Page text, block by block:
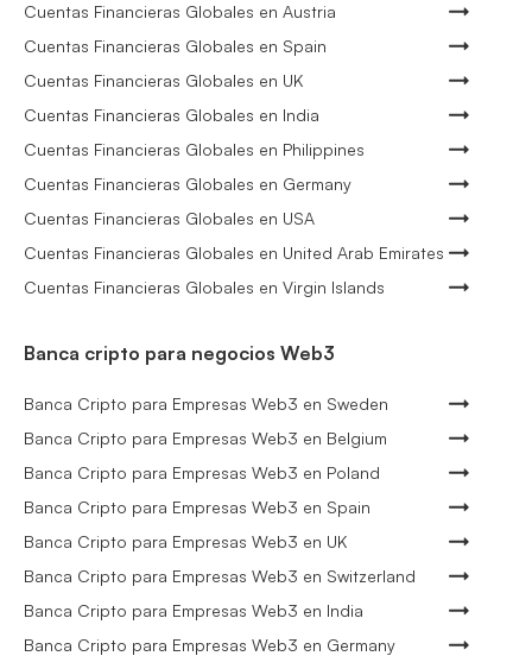
Cuentas Financieras Globales en Austria
Cuentas Financieras Globales en Spain
Cuentas Financieras Globales en UK
Cuentas Financieras Globales en India
Cuentas Financieras Globales en Philippines
Cuentas Financieras Globales en Germany
Cuentas Financieras Globales en USA
Cuentas Financieras Globales en United Arab Emirates
Cuentas Financieras Globales en Virgin Islands
Banca cripto para negocios Web3
Banca Cripto para Empresas Web3 en Sweden
Banca Cripto para Empresas Web3 en Belgium
Banca Cripto para Empresas Web3 en Poland
Banca Cripto para Empresas Web3 en Spain
Banca Cripto para Empresas Web3 en UK
Banca Cripto para Empresas Web3 en Switzerland
Banca Cripto para Empresas Web3 en India
Banca Cripto para Empresas Web3 en Germany